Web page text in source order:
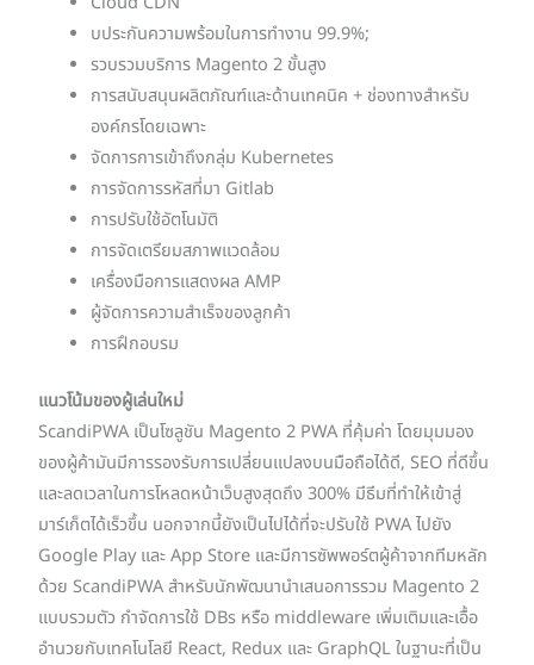
บประกันความพร้อมในการทำงาน 99.9%;
รวบรวมบริการ Magento 2 ขั้นสูง
การสนับสนุนผลิตภัณฑ์และด้านเทคนิค + ช่องทางสำหรับ
องค์กรโดยเฉพาะ
จัดการการเข้าถึงกลุ่ม Kubernetes
การจัดการรหัสที่มา Gitlab
การปรับใช้อัตโนมัติ
การจัดเตรียมสภาพแวดล้อม
เครื่องมือการแสดงผล AMP
ผู้จัดการความสำเร็จของลูกค้า
การฝึกอบรม
แนวโน้มของผู้เล่นใหม่
ScandiPWA เป็นโซลูชัน Magento 2 PWA ที่คุ้มค่า โดยมุมมอง
ของผู้ค้ามันมีการรองรับการเปลี่ยนแปลงบนมือถือได้ดี, SEO ที่ดีขึ้น
และลดเวลาในการโหลดหน้าเว็บสูงสุดถึง 300% มีธีมที่ทำให้เข้าสู่
มาร์เก็ตได้เร็วขึ้น นอกจากนี้ยังเป็นไปได้ที่จะปรับใช้ PWA ไปยัง
Google Play และ App Store และมีการซัพพอร์ตผู้ค้าจากทีมหลัก
ด้วย ScandiPWA สำหรับนักพัฒนานำเสนอการรวม Magento 2
แบบรวมตัว กำจัดการใช้ DBs หรือ middleware เพิ่มเติมและเอื้อ
อำนวยกับเทคโนโลยี React, Redux และ GraphQL ในฐานะที่เป็น